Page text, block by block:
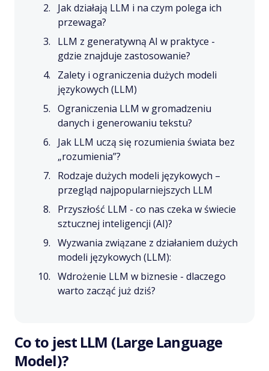
Jak działają LLM i na czym polega ich
przewaga?
LLM z generatywną AI w praktyce -
gdzie znajduje zastosowanie?
Zalety i ograniczenia dużych modeli
językowych (LLM)
Ograniczenia LLM w gromadzeniu
danych i generowaniu tekstu?
Jak LLM uczą się rozumienia świata bez
„rozumienia”?
Rodzaje dużych modeli językowych –
przegląd najpopularniejszych LLM
Przyszłość LLM - co nas czeka w świecie
sztucznej inteligencji (AI)?
Wyzwania związane z działaniem dużych
modeli językowych (LLM):
Wdrożenie LLM w biznesie - dlaczego
warto zacząć już dziś?
Co to jest LLM (Large Language
Model)?